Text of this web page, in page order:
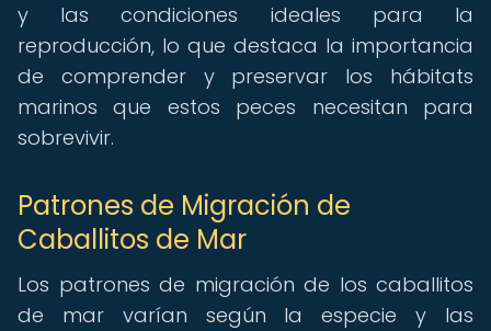
y las condiciones ideales para la
reproducción, lo que destaca la importancia
de comprender y preservar los hábitats
marinos que estos peces necesitan para
sobrevivir.
Patrones de Migración de
Caballitos de Mar
Los patrones de migración de los caballitos
de mar varían según la especie y las